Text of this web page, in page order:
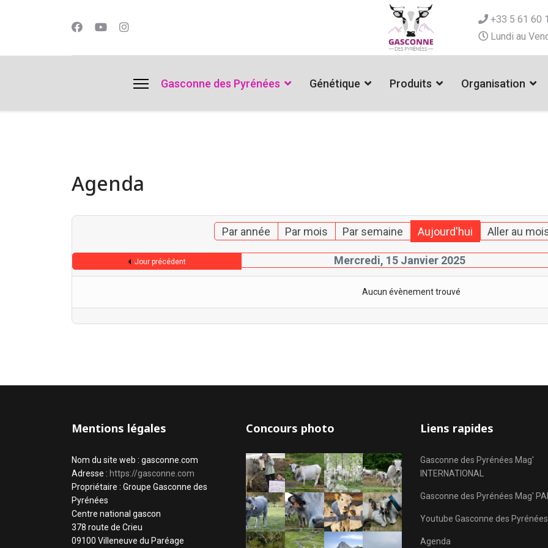
+33 5 61 60
Lundi au
Gasconne des Pyrénées Génétique Produits Organisation
Agenda
Par année Par mois Par semaine Aujourd'hui Aller au
Jour précédent Mercredi, 15 Janvier 2025
Aucun évènement trouvé
Mentions légales
Nom du site web : gasconne.com
Adresse : https://gasconne.com
Propriétaire : Groupe Gasconne des
Pyrénées
Centre national gascon
378 route de Crieu
09100 Villeneuve du Paréage
Concours photo Liens rapides
Gasconne des Pyrénées Mag'
INTERNATIONAL
Gasconne des Pyrénées Mag'
Youtube Gasconne des Pyrénées
Agenda